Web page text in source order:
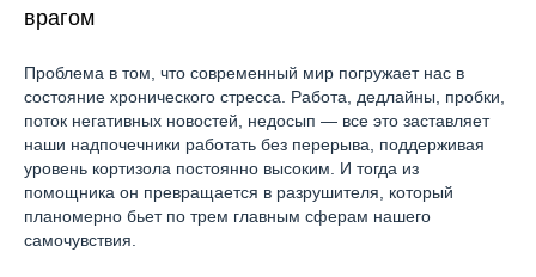
врагом
Проблема в том, что современный мир погружает нас в
состояние хронического стресса. Работа, дедлайны, пробки,
поток негативных новостей, недосып — все это заставляет
наши надпочечники работать без перерыва, поддерживая
уровень кортизола постоянно высоким. И тогда из
помощника он превращается в разрушителя, который
планомерно бьет по трем главным сферам нашего
самочувствия.